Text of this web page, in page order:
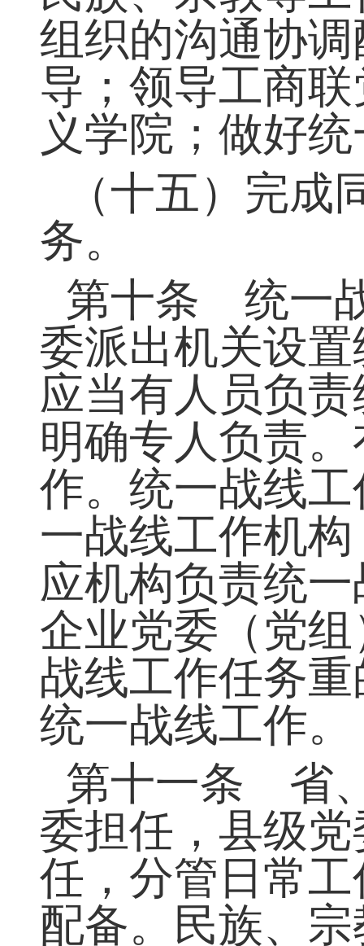
委统战部部长
民族、宗教等
组织的沟通协
导；领导工商
义学院；做好
（十五）完成
务。
第十条 统一
委派出机关设
应当有人员负
明确专人负责
作。统一战线
一战线工作机
应机构负责统
企业党委（党
战线工作任务
统一战线工作。
第十一条 省